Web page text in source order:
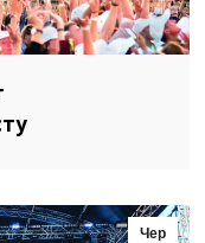
Чер